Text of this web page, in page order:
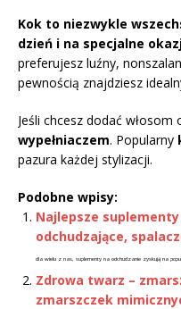
Kok to niezwykle
dzień i na specjalne
preferujesz luźny,
pewnością znajdziesz
Jeśli chcesz dodać
wypełniaczem. Popularny
pazura każdej stylizacji.
Podobne wpisy:
Najlepsze
odchudzające,
dla wielu z nas, suplementy na odchudzanie zyskują na
Zdrowa twarz –
zmarszczek